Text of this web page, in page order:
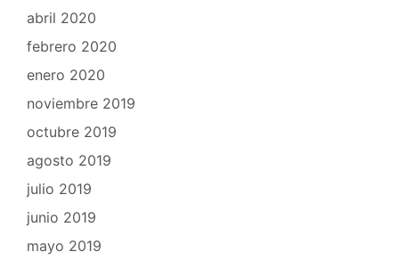
abril 2020
febrero 2020
enero 2020
noviembre 2019
octubre 2019
agosto 2019
julio 2019
junio 2019
mayo 2019